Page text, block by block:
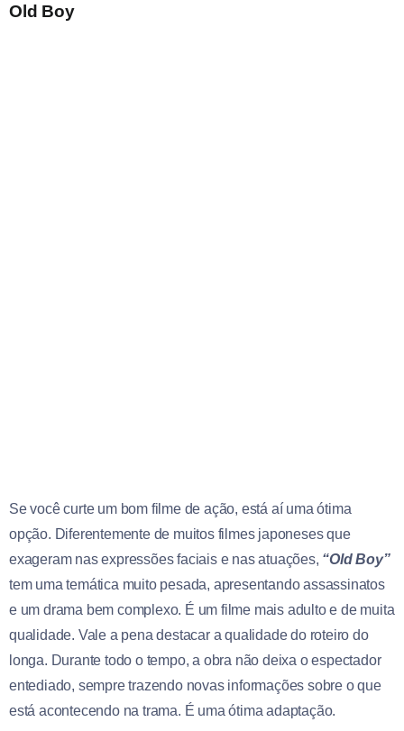
Old Boy
Se você curte um bom filme de ação, está aí uma ótima
opção. Diferentemente de muitos filmes japoneses que
exageram nas expressões faciais e nas atuações, “Old Boy”
tem uma temática muito pesada, apresentando assassinatos
e um drama bem complexo. É um filme mais adulto e de muita
qualidade. Vale a pena destacar a qualidade do roteiro do
longa. Durante todo o tempo, a obra não deixa o espectador
entediado, sempre trazendo novas informações sobre o que
está acontecendo na trama. É uma ótima adaptação.